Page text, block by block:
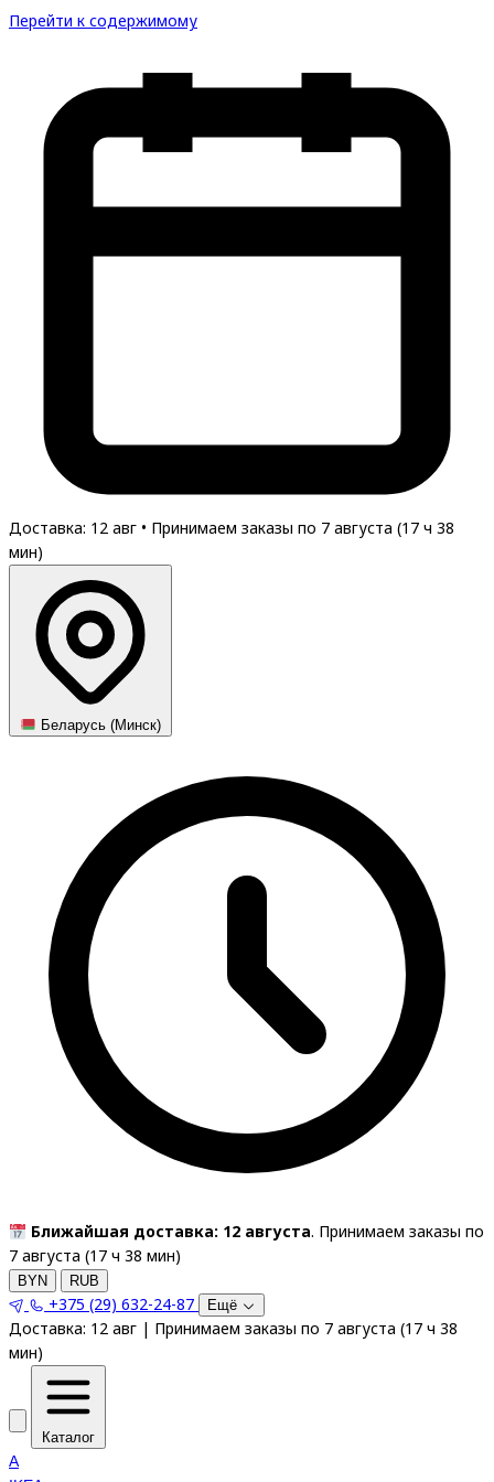
Перейти к содержимому
Доставка: 12 авг • Принимаем заказы по 7 августа (17 ч 38
мин)
Беларусь (Минск)
Ближайшая доставка: 12 августа. Принимаем заказы по
7 августа (17 ч 38 мин)
BYN RUB
+375 (29) 632-24-87 Ещё
Доставка: 12 авг | Принимаем заказы по 7 августа (17 ч 38
мин)
Каталог
A